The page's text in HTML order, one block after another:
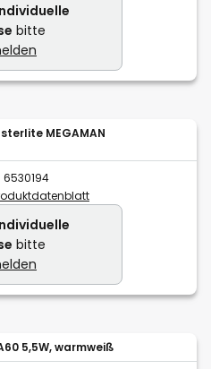
bitte
MEGAMAN
6530194
bitte
5,5W, warmweiß